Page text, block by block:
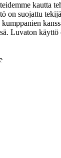
kautta
on suojattu
Luvaton